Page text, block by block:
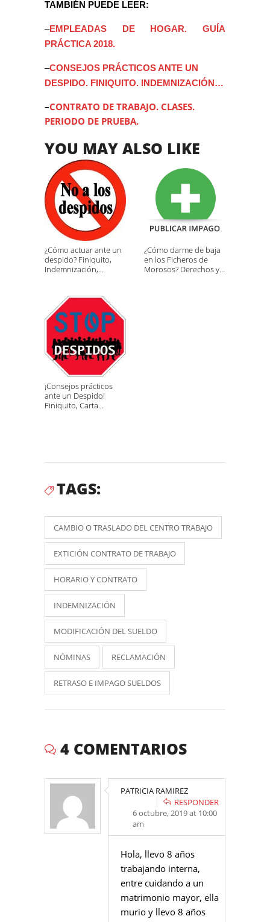
TAMBIÉN PUEDE LEER:
–EMPLEADAS DE HOGAR. GUÍA
PRÁCTICA 2018.
–CONSEJOS PRÁCTICOS ANTE UN
DESPIDO. FINIQUITO. INDEMNIZACIÓN…
–CONTRATO DE TRABAJO. CLASES.
PERIODO DE PRUEBA.
YOU MAY ALSO LIKE
¿Cómo actuar ante un
despido? Finiquito,
Indemnización,
¿Cómo darme de baja
en los Ficheros de
Morosos? Derechos y
¡Consejos prácticos
ante un Despido!
Finiquito, Carta
TAGS:
CAMBIO O TRASLADO DEL CENTRO TRABAJO
EXTICIÓN CONTRATO DE TRABAJO
HORARIO Y CONTRATO
INDEMNIZACIÓN
MODIFICACIÓN DEL SUELDO
NÓMINAS RECLAMACIÓN
RETRASO E IMPAGO SUELDOS
4 COMENTARIOS
PATRICIA RAMIREZ
RESPONDER
6 octubre, 2019 at 10:00
am
Hola, llevo 8 años
trabajando interna,
entre cuidando a un
matrimonio mayor, ella
murio y llevo 8 años